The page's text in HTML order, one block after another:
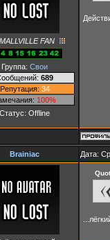
FAN
Группа: Свои
689
Репутация: 34
100%
Статус: Offline
Brainiac Дата: